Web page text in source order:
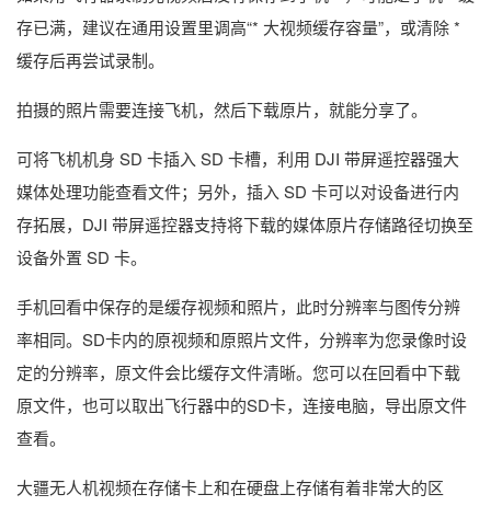
存已满，建议在通用设置里调高“* 大视频缓存容量”，或清除 *
缓存后再尝试录制。
拍摄的照片需要连接飞机，然后下载原片，就能分享了。
可将飞机机身 SD 卡插入 SD 卡槽，利用 DJI 带屏遥控器强大
媒体处理功能查看文件；另外，插入 SD 卡可以对设备进行内
存拓展，DJI 带屏遥控器支持将下载的媒体原片存储路径切换至
设备外置 SD 卡。
手机回看中保存的是缓存视频和照片，此时分辨率与图传分辨
率相同。SD卡内的原视频和原照片文件，分辨率为您录像时设
定的分辨率，原文件会比缓存文件清晰。您可以在回看中下载
原文件，也可以取出飞行器中的SD卡，连接电脑，导出原文件
查看。
大疆无人机视频在存储卡上和在硬盘上存储有着非常大的区